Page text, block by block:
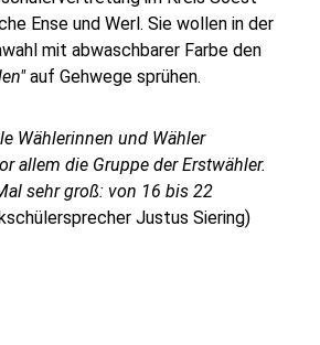
Ense und Werl. Sie wollen in der
mit abwaschbarer Farbe den
auf Gehwege sprühen.
Wählerinnen und Wähler
allem die Gruppe der Erstwähler.
sehr groß: von 16 bis 22
Justus Siering)